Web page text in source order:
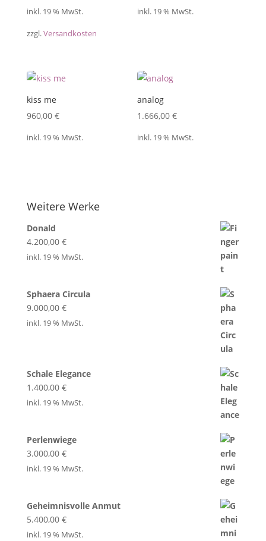
inkl. 19 % MwSt.
zzgl.Versandkosten
inkl. 19 % MwSt.
kiss me
960,00 €
inkl. 19 % MwSt.
analog
1.666,00€
inkl. 19 % MwSt.
Weitere Werke
Donald
4.200,00 €
inkl. 19 % MwSt.
Sphaera Circula
9.000,00 €
inkl. 19 % MwSt.
Schale Elegance
1.400,00 €
inkl. 19 % MwSt.
Perlenwiege
3.000,00 €
inkl. 19 % MwSt.
Geheimnisvolle Anmut
5.400,00 €
inkl. 19 % MwSt.